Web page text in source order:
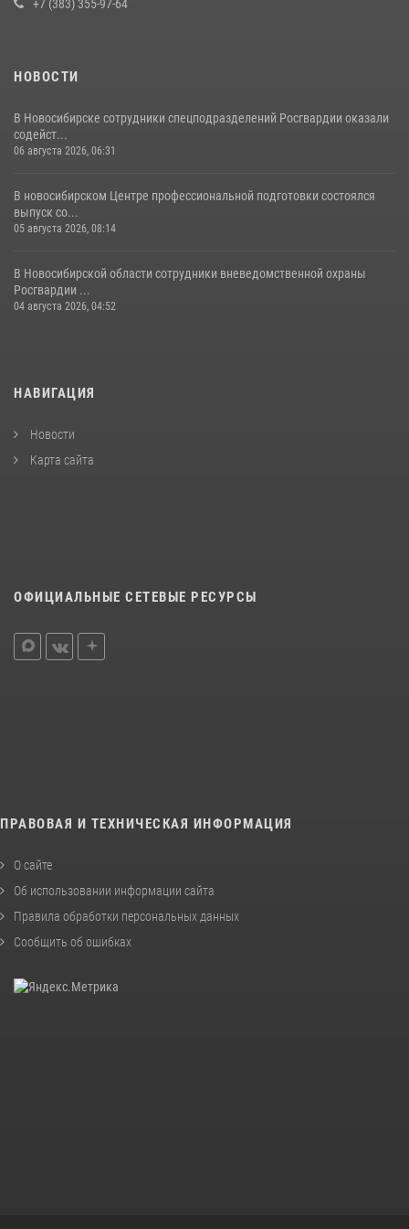
+7 (383) 355-97-64
НОВОСТИ
В Новосибирске сотрудники спецподразделений Росгвардии оказали
содейст...
06 августа 2026, 06:31
В новосибирском Центре профессиональной подготовки состоялся
выпуск со...
05 августа 2026, 08:14
В Новосибирской области сотрудники вневедомственной охраны
Росгвардии ...
04 августа 2026, 04:52
НАВИГАЦИЯ
Новости
Карта сайта
ОФИЦИАЛЬНЫЕ СЕТЕВЫЕ РЕСУРСЫ
ПРАВОВАЯ И ТЕХНИЧЕСКАЯ ИНФОРМАЦИЯ
О сайте
Об использовании информации сайта
Правила обработки персональных данных
Сообщить об ошибках